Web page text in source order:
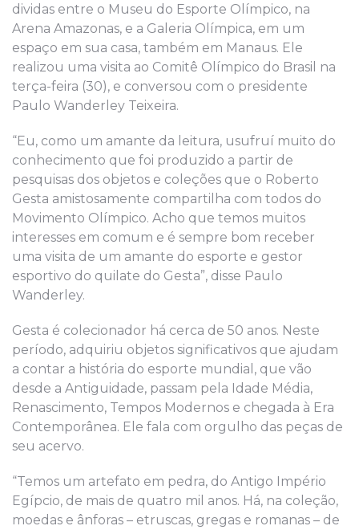
dividas entre o Museu do Esporte Olímpico, na
Arena Amazonas, e a Galeria Olímpica, em um
espaço em sua casa, também em Manaus. Ele
realizou uma visita ao Comitê Olímpico do Brasil na
terça-feira (30), e conversou com o presidente
Paulo Wanderley Teixeira.
“Eu, como um amante da leitura, usufruí muito do
conhecimento que foi produzido a partir de
pesquisas dos objetos e coleções que o Roberto
Gesta amistosamente compartilha com todos do
Movimento Olímpico. Acho que temos muitos
interesses em comum e é sempre bom receber
uma visita de um amante do esporte e gestor
esportivo do quilate do Gesta”, disse Paulo
Wanderley.
Gesta é colecionador há cerca de 50 anos. Neste
período, adquiriu objetos significativos que ajudam
a contar a história do esporte mundial, que vão
desde a Antiguidade, passam pela Idade Média,
Renascimento, Tempos Modernos e chegada à Era
Contemporânea. Ele fala com orgulho das peças de
seu acervo.
“Temos um artefato em pedra, do Antigo Império
Egípcio, de mais de quatro mil anos. Há, na coleção,
moedas e ânforas – etruscas, gregas e romanas – de